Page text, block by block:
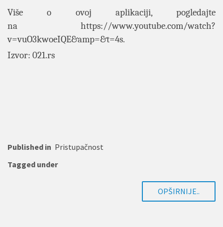
Više o ovoj aplikaciji, pogledajte
na https://www.youtube.com/watch?
v=vuO3kwoeIQE&amp=&t=4s.
Izvor: 021.rs
Published in Pristupačnost
Tagged under
OPŠIRNIJE..